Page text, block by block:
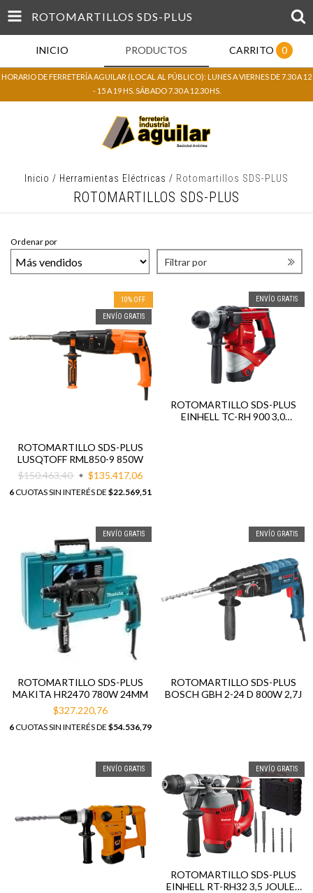
ROTOMARTILLOS SDS-PLUS
INICIO PRODUCTOS CARRITO 0
HORARIO DE FERRETERÍA AGUILAR (LOCAL AL PÚBLICO): LUNES A VIERNES DE 7.30 A 12
- 15 A 19 HS. SÁBADO 7.30 A 12.30 HS.
Inicio / Herramientas Eléctricas / Rotomartillos SDS-PLUS
ROTOMARTILLOS SDS-PLUS
Ordenar por
Filtrar por
10% OFF
ENVÍO GRATIS
ROTOMARTILLO SDS-PLUS
LUSQTOFF RML850-9 850W
$150.463,40
$135.417,06
6CUOTAS SIN INTERÉS DE $22.569,51
ENVÍO GRATIS
ROTOMARTILLO SDS-PLUS
EINHELL TC-RH 900 3,0
ENVÍO GRATIS
ROTOMARTILLO SDS-PLUS
MAKITA HR2470 780W 24MM
$327.220,76
6CUOTAS SIN INTERÉS DE $54.536,79
ENVÍO GRATIS
ROTOMARTILLO SDS-PLUS
BOSCH GBH 2-24 D 800W 2,7J
ENVÍO GRATIS ENVÍO GRATIS
ROTOMARTILLO SDS-PLUS
EINHELL RT-RH32 3,5 JOULES